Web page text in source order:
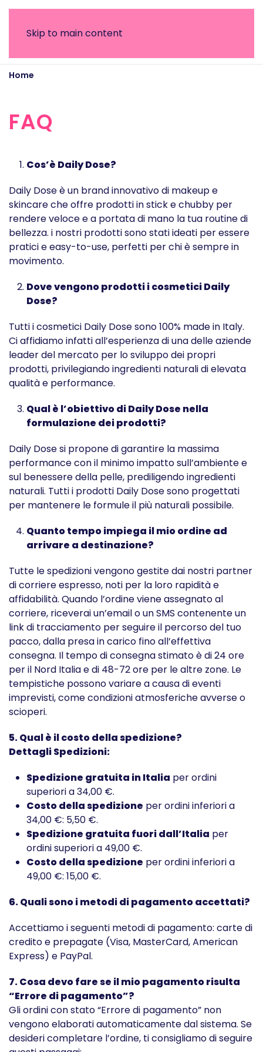
Skip to main content
Home
FAQ
Cos’è Daily Dose?
Daily Dose è un brand innovativo di makeup e
skincare che offre prodotti in stick e chubby per
rendere veloce e a portata di mano la tua routine di
bellezza. i nostri prodotti sono stati ideati per essere
pratici e easy-to-use, perfetti per chi è sempre in
movimento.
Dove vengono prodotti i cosmetici Daily
Dose?
Tutti i cosmetici Daily Dose sono 100% made in Italy.
Ci affidiamo infatti all’esperienza di una delle aziende
leader del mercato per lo sviluppo dei propri
prodotti, privilegiando ingredienti naturali di elevata
qualità e performance.
Qual è l’obiettivo di Daily Dose nella
formulazione dei prodotti?
Daily Dose si propone di garantire la massima
performance con il minimo impatto sull’ambiente e
sul benessere della pelle, prediligendo ingredienti
naturali. Tutti i prodotti Daily Dose sono progettati
per mantenere le formule il più naturali possibile.
Quanto tempo impiega il mio ordine ad
arrivare a destinazione?
Tutte le spedizioni vengono gestite dai nostri partner
di corriere espresso, noti per la loro rapidità e
affidabilità. Quando l’ordine viene assegnato al
corriere, riceverai un’email o un SMS contenente un
link di tracciamento per seguire il percorso del tuo
pacco, dalla presa in carico fino all’effettiva
consegna. Il tempo di consegna stimato è di 24 ore
per il Nord Italia e di 48-72 ore per le altre zone. Le
tempistiche possono variare a causa di eventi
imprevisti, come condizioni atmosferiche avverse o
scioperi.
5. Qual è il costo della spedizione?
Dettagli Spedizioni:
Spedizione gratuita in Italia per ordini
superiori a 34,00 €.
Costo della spedizione per ordini inferiori a
34,00 €: 5,50 €.
Spedizione gratuita fuori dall’Italia per
ordini superiori a 49,00 €.
Costo della spedizione per ordini inferiori a
49,00 €: 15,00 €.
6. Quali sono i metodi di pagamento accettati?
Accettiamo i seguenti metodi di pagamento: carte di
credito e prepagate (Visa, MasterCard, American
Express) e PayPal.
7. Cosa devo fare se il mio pagamento risulta
“Errore di pagamento”?
Gli ordini con stato “Errore di pagamento” non
vengono elaborati automaticamente dal sistema. Se
desideri completare l’ordine, ti consigliamo di seguire